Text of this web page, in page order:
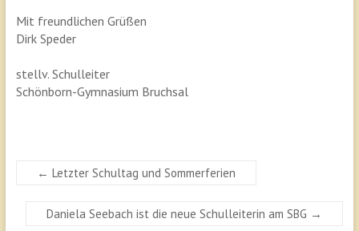
Mit freundlichen Grüßen
Dirk Speder
stellv. Schulleiter
Schönborn-Gymnasium Bruchsal
← Letzter Schultag und Sommerferien
Daniela Seebach ist die neue Schulleiterin am SBG →